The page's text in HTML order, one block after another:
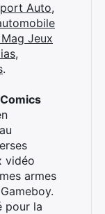
Auto,
Jeux
.
vidéo
armes
pour la